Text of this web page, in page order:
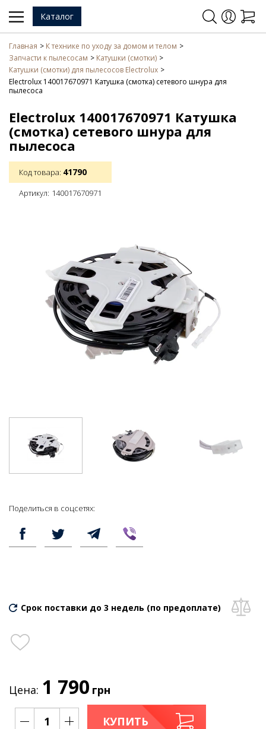
Каталог
Главная
К технике по уходу за домом и телом
Запчасти к пылесосам
Катушки (смотки)
Катушки (смотки) для пылесосов Electrolux
Electrolux 140017670971 Катушка (смотка) сетевого шнура для
пылесоса
Electrolux 140017670971 Катушка
(смотка) сетевого шнура для
пылесоса
Код товара: 41790
Артикул: 140017670971
Поделиться в соцсетях:
Срок поставки до 3 недель (по предоплате)
Цена: 1 790 грн
КУПИТЬ